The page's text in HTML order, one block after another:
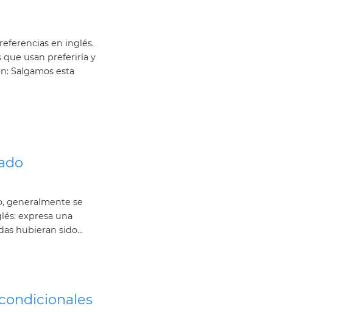
en inglés.
que usan preferiría y
Salgamos esta
generalmente se
expresa una
hubieran sido...